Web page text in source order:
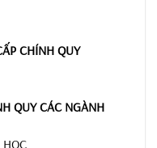
CHÍNH QUY
QUY CÁC NGÀNH